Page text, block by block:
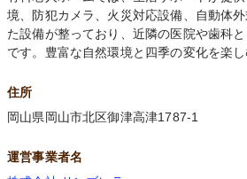
境、防犯カメラ、火災対応設備、自動体
た設備が整っており、近隣の医院や歯科
です。豊富な自然環境と四季の変化を楽し
住所
岡山県岡山市北区御津高津1787-1
運営事業者名